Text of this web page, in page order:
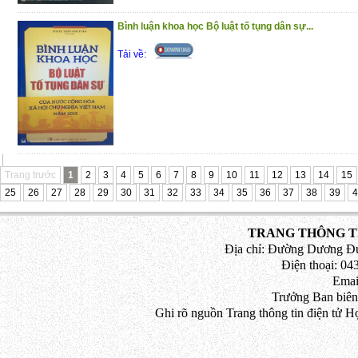
Bình luận khoa học Bộ luật tố tụng dân sự...
Tải về:
Trang trước 1 2 3 4 5 6 7 8 9 10 11 12 13 14
15
25
26 27 28 29 30 31 32 33 34 35 36 37 38 39
TRANG THÔNG
Địa chỉ: Đường Dương
Điện thoại:
Trưởng Ban
Ghi rõ nguồn Trang thông tin điện tử